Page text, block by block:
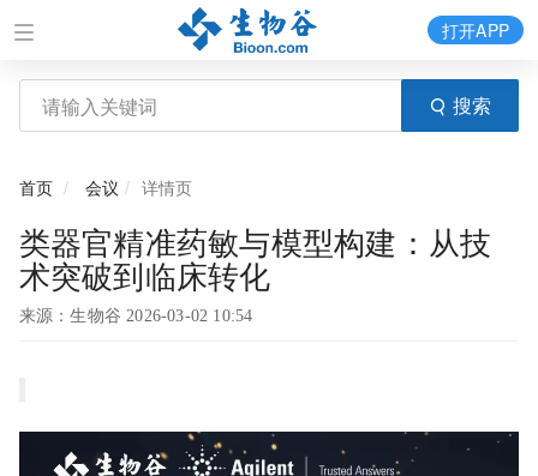
搜索
打开APP
首页 会议 详情页
类器官精准药敏与模型构建：从技
术突破到临床转化
来源：生物谷 2026-03-02 10:54